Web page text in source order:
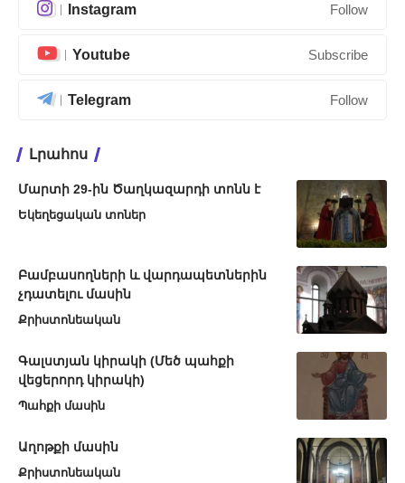
Instagram Follow
Youtube Subscribe
Telegram Follow
Լրահոս
Մարտի 29-ին Ծաղկազարդի տոնն է
Եկեղեցական տոներ
Բամբասողների և վարդապետներին
չդատելու մասին
Քրիստոնեական
Գալստյան կիրակի (Մեծ պահքի
վեցերորդ կիրակի)
Պահքի մասին
Աղոթքի մասին
Քրիստոնեական